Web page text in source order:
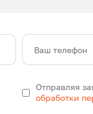
Ваш телефон
Отправляя
обработки